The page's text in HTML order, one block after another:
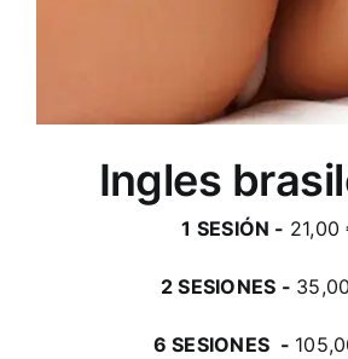
Ingles
1 SESIÓN - 21,00
2 SESIONES -
6 SESIONES -